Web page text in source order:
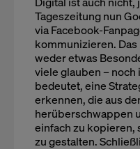
Tageszeitung nun
via Facebook-
kommunizieren.
weder etwas
viele glauben – noch
bedeutet, eine
erkennen, die aus
herüberschwappen
einfach zu kopieren,
zu gestalten.